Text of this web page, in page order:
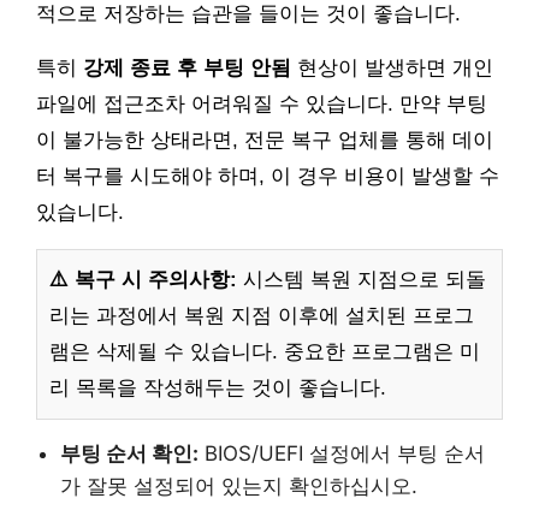
적으로 저장하는 습관을 들이는 것이 좋습니다.
특히 강제 종료 후 부팅 안됨 현상이 발생하면 개인
파일에 접근조차 어려워질 수 있습니다. 만약 부팅
이 불가능한 상태라면, 전문 복구 업체를 통해 데이
터 복구를 시도해야 하며, 이 경우 비용이 발생할 수
있습니다.
⚠️ 복구 시 주의사항: 시스템 복원 지점으로 되돌
리는 과정에서 복원 지점 이후에 설치된 프로그
램은 삭제될 수 있습니다. 중요한 프로그램은 미
리 목록을 작성해두는 것이 좋습니다.
부팅 순서 확인: BIOS/UEFI 설정에서 부팅 순서
가 잘못 설정되어 있는지 확인하십시오.